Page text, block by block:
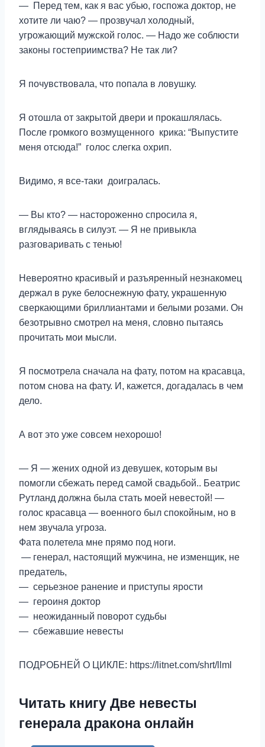
— Перед тем, как я вас убью, госпожа доктор, не
хотите ли чаю? — прозвучал холодный,
угрожающий мужской голос. — Надо же соблюсти
законы гостеприимства? Не так ли?
Я почувствовала, что попала в ловушку.
Я отошла от закрытой двери и прокашлялась.
После громкого возмущенного крика: “Выпустите
меня отсюда!” голос слегка охрип.
Видимо, я все-таки доигралась.
— Вы кто? — настороженно спросила я,
вглядываясь в силуэт. — Я не привыкла
разговаривать с тенью!
Невероятно красивый и разъяренный незнакомец
держал в руке белоснежную фату, украшенную
сверкающими бриллиантами и белыми розами. Он
безотрывно смотрел на меня, словно пытаясь
прочитать мои мысли.
Я посмотрела сначала на фату, потом на красавца,
потом снова на фату. И, кажется, догадалась в чем
дело.
А вот это уже совсем нехорошо!
— Я — жених одной из девушек, которым вы
помогли сбежать перед самой свадьбой.. Беатрис
Рутланд должна была стать моей невестой! —
голос красавца — военного был спокойным, но в
нем звучала угроза.
Фата полетела мне прямо под ноги.
— генерал, настоящий мужчина, не изменщик, не
предатель,
— серьезное ранение и приступы ярости
— героиня доктор
— неожиданный поворот судьбы
— сбежавшие невесты
ПОДРОБНЕЙ О ЦИКЛЕ: https://litnet.com/shrt/llml
Читать книгу Две невесты
генерала дракона онлайн